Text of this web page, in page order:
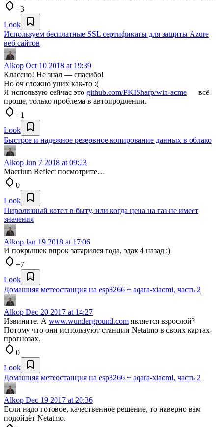
+3
Look
Используем бесплатные SSL сертификаты для защиты Azure
веб сайтов
Alkop Oct 10 2018 at 19:39
Классно! Не знал — спасибо!
Но оч сложно уних как-то :(
Я использую сейчас это github.com/PKISharp/win-acme — всё
проще, только проблема в автопродлении.
+1
Look
Быстрое и надежное резервное копирование данных в облако
Alkop Jun 7 2018 at 09:23
Macrium Reflect посмотрите…
0
Look
Пиролизный котел в быту, или когда цена на газ не имеет
значения
Alkop Jan 19 2018 at 17:06
И покрышек впрок затарился года, эдак 4 назад :)
+7
Look
Домашняя метеостанция на esp8266 + aqara-xiaomi, часть 2
Alkop Dec 20 2017 at 14:27
Извините. А www.wunderground.com является взрослой?
Потому что они используют станции Netatmo в своих картах-
прогнозах.
0
Look
Домашняя метеостанция на esp8266 + aqara-xiaomi, часть 2
Alkop Dec 19 2017 at 20:36
Если надо готовое, качественное решение, то наверно вам
подойдёт Netatmo.